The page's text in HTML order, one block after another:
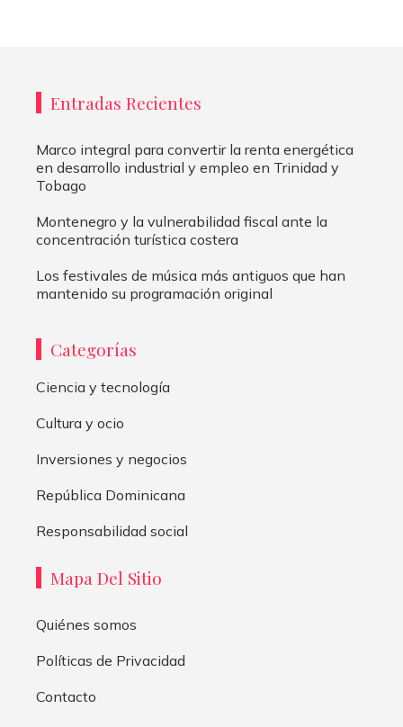
Entradas Recientes
Marco integral para convertir la renta energética
en desarrollo industrial y empleo en Trinidad y
Tobago
Montenegro y la vulnerabilidad fiscal ante la
concentración turística costera
Los festivales de música más antiguos que han
mantenido su programación original
Categorías
Ciencia y tecnología
Cultura y ocio
Inversiones y negocios
República Dominicana
Responsabilidad social
Mapa Del Sitio
Quiénes somos
Políticas de Privacidad
Contacto